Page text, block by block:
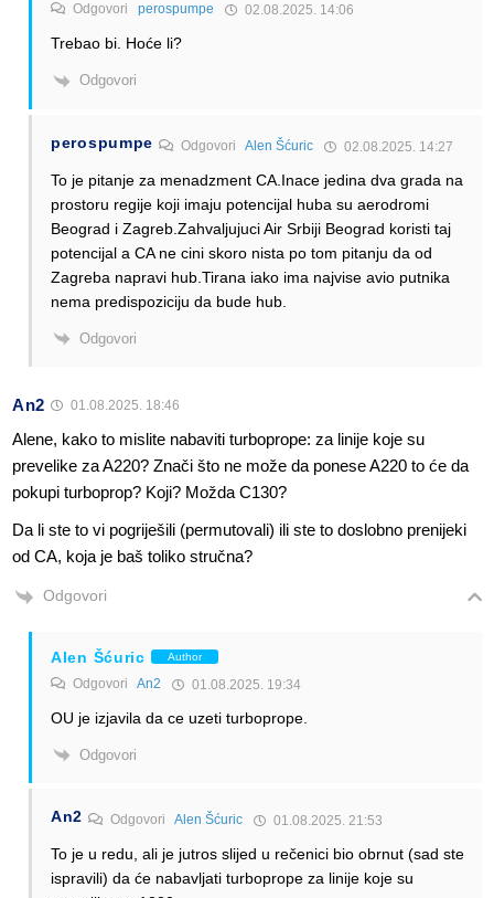
Odgovori perospumpe 02.08.2025. 14:06
Trebao bi. Hoće li?
Odgovori
perospumpe Odgovori Alen Šćuric 02.08.2025. 14:27
To je pitanje za menadzment CA.Inace jedina dva grada na
prostoru regije koji imaju potencijal huba su aerodromi
Beograd i Zagreb.Zahvaljujuci Air Srbiji Beograd koristi taj
potencijal a CA ne cini skoro nista po tom pitanju da od
Zagreba napravi hub.Tirana iako ima najvise avio putnika
nema predispoziciju da bude hub.
Odgovori
An2 01.08.2025. 18:46
Alene, kako to mislite nabaviti turboprope: za linije koje su
prevelike za A220? Znači što ne može da ponese A220 to će da
pokupi turboprop? Koji? Možda C130?
Da li ste to vi pogriješili (permutovali) ili ste to doslobno prenijeki
od CA, koja je baš toliko stručna?
Odgovori
Alen Šćuric Author
Odgovori An2 01.08.2025. 19:34
OU je izjavila da ce uzeti turboprope.
Odgovori
An2 OdgovoriAlen Šćuric 01.08.2025. 21:53
To je u redu, ali je jutros slijed u rečenici bio obrnut (sad ste
ispravili) da će nabavljati turboprope za linije koje su